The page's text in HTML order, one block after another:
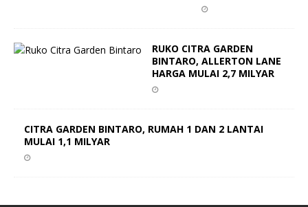
RUKO CITRA GARDEN
BINTARO, ALLERTON LANE
HARGA MULAI 2,7 MILYAR
CITRA GARDEN BINTARO, RUMAH 1 DAN 2 LANTAI
MULAI 1,1 MILYAR